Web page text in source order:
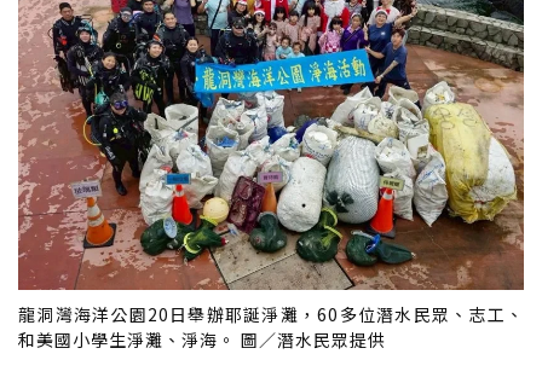
龍洞灣海洋公園20日舉辦耶誕淨灘，60多位潛水民眾、志工、
和美國小學生淨灘、淨海。 圖／潛水民眾提供